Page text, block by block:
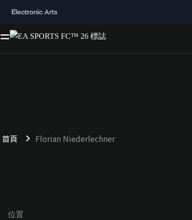
首頁 Florian Niederlechner
位置